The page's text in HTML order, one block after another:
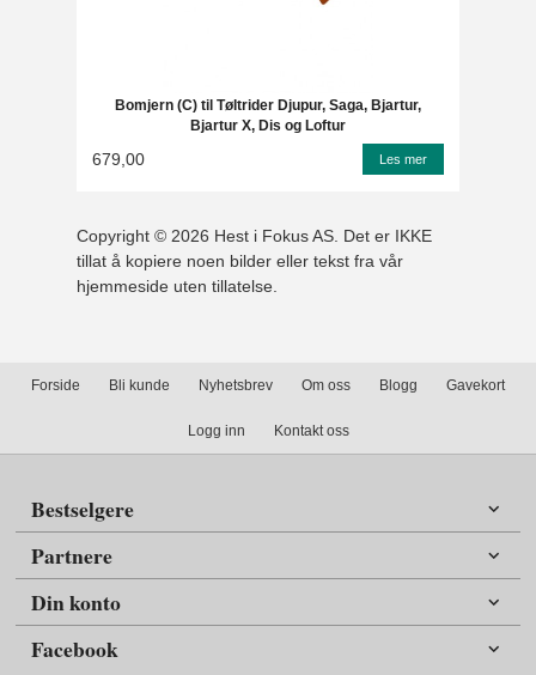
Bomjern (C) til Tøltrider Djupur, Saga, Bjartur,
Bjartur X, Dis og Loftur
679,00 Les mer
Copyright © 2026 Hest i Fokus AS. Det er IKKE
tillat å kopiere noen bilder eller tekst fra vår
hjemmeside uten tillatelse.
Forside Bli kunde Nyhetsbrev Om oss Blogg Gavekort
Logg inn Kontakt oss
Bestselgere
Partnere
Din konto
Facebook